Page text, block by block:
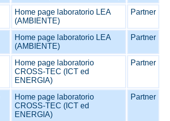
Home page laboratorio LEA
(AMBIENTE)
Partner
Home page laboratorio LEA
(AMBIENTE)
Partner
Home page laboratorio
CROSS-TEC (ICT ed
ENERGIA)
Partner
Home page laboratorio
CROSS-TEC (ICT ed
ENERGIA)
Partner